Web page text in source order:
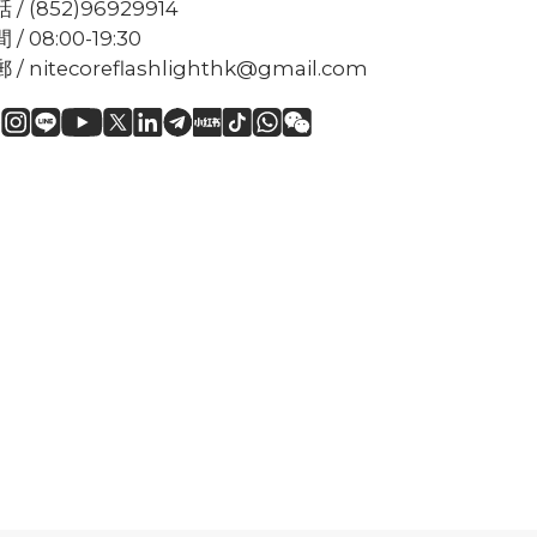
/ (852)96929914
/ 08:00-19:30
/ nitecoreflashlighthk@gmail.com